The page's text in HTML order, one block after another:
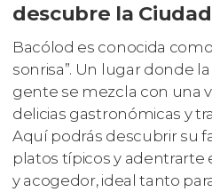
descubre la
Bacólod es conocida como
sonrisa”. Un lugar donde
gente se mezcla con una
delicias gastronómicas y
Aquí podrás descubrir su
platos típicos y
y acogedor, ideal tanto